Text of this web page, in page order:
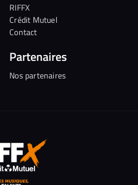
RIFFX
Crédit Mutuel
Contact
Partenaires
Nos partenaires